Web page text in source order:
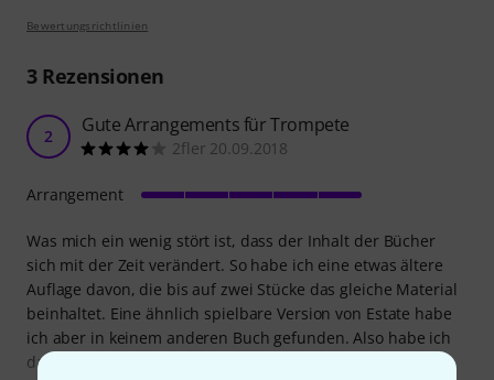
Bewertungsrichtlinien
3Rezensionen
2 Gute Arrangements für Trompete
2fler 20.09.2018
Was mich ein wenig stört ist, dass der Inhalt der Bücher
sich mit der Zeit verändert. So habe ich eine etwas ältere
Auflage davon, die bis auf zwei Stücke das gleiche Material
beinhaltet. Eine ähnlich spielbare Version von Estate habe
ich aber in keinem anderen Buch gefunden. Also habe ich
das Buch gekauft obwohl ich die meisten Noten schon
Arrangement